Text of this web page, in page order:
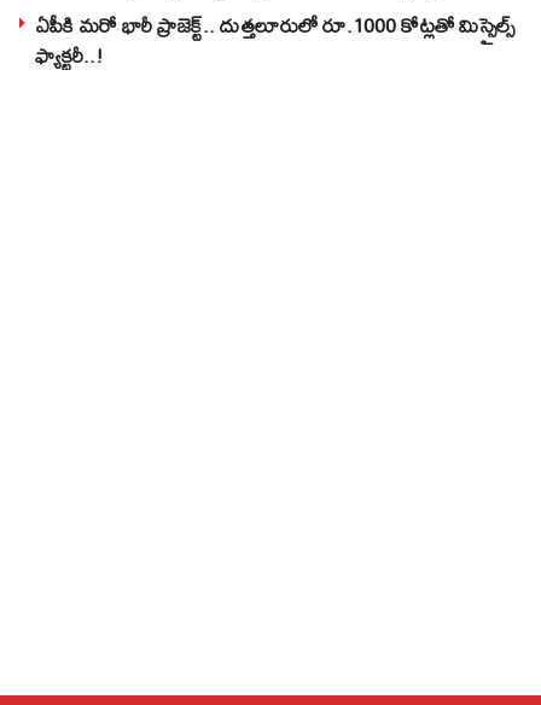
ఏపీకి మరో భారీ ప్రాజెక్ట్.. దుత్తలూరులో రూ.1000 కోట్లతో మిస్సైల్స్
ఫ్యాక్టరీ..!